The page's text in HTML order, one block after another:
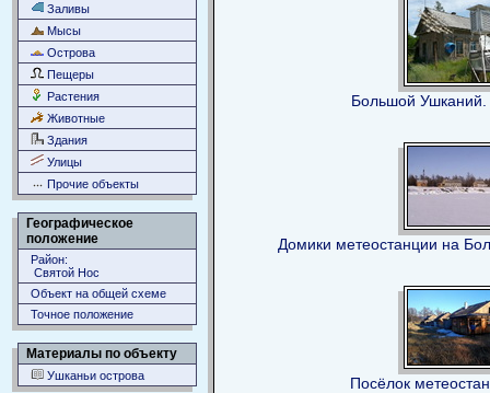
Заливы
Мысы
Острова
Пещеры
Растения
Животные
Здания
Улицы
Прочие объекты
Географическое
положение
Район:
Святой Нос
Объект на общей схеме
Точное положение
Материалы по объекту
Ушканьи острова
Большой
Домики метеостанции на
Посёлок